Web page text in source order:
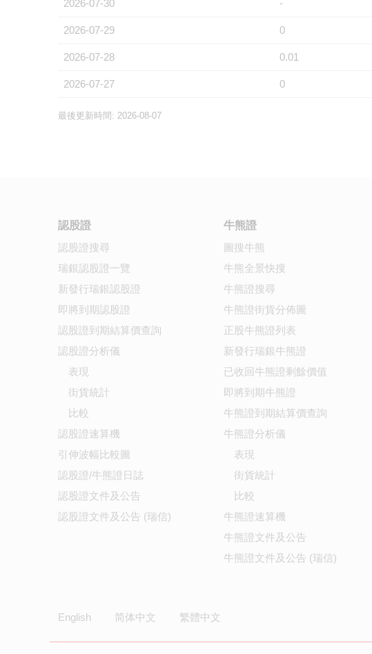
2026-07-30 -
2026-07-29 0
2026-07-28 0.01
2026-07-27 0
最後更新時間: 2026-08-07
認股證
認股證搜尋
瑞銀認股證一覽
新發行瑞銀認股證
即將到期認股證
認股證到期結算價查詢
認股證分析儀
表現
街貨統計
比較
認股證速算機
引伸波幅比較圖
認股證/牛熊證日誌
認股證文件及公告
認股證文件及公告 (瑞信)
牛熊證
圖搜牛熊
牛熊全景快搜
牛熊證搜尋
牛熊證街貨分佈圖
正股牛熊證列表
新發行瑞銀牛熊證
已收回牛熊證剩餘價值
即將到期牛熊證
牛熊證到期結算價查詢
牛熊證分析儀
表現
街貨統計
比較
牛熊證速算機
牛熊證文件及公告
牛熊證文件及公告 (瑞信)
English 简体中文 繁體中文